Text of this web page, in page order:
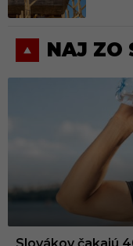
NAJ ZO